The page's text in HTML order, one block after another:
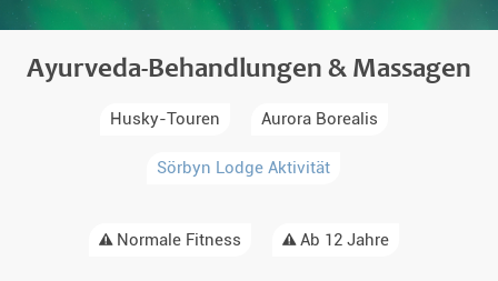
Ayurveda-Behandlungen & Massagen
Husky-Touren Aurora Borealis
Sörbyn Lodge Aktivität
Normale Fitness Ab 12 Jahre